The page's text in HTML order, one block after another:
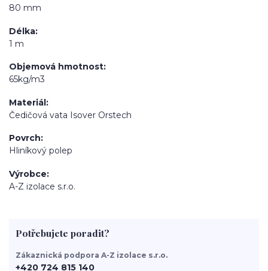
80 mm
Délka
1 m
Objemová hmotnost
65kg/m3
Materiál
Čedičová vata Isover Orstech
Povrch
Hliníkový polep
Výrobce
A-Z izolace s.r.o.
Potřebujete poradit?
Zákaznická podpora A-Z izolace s.r.o.
+420 724 815 140